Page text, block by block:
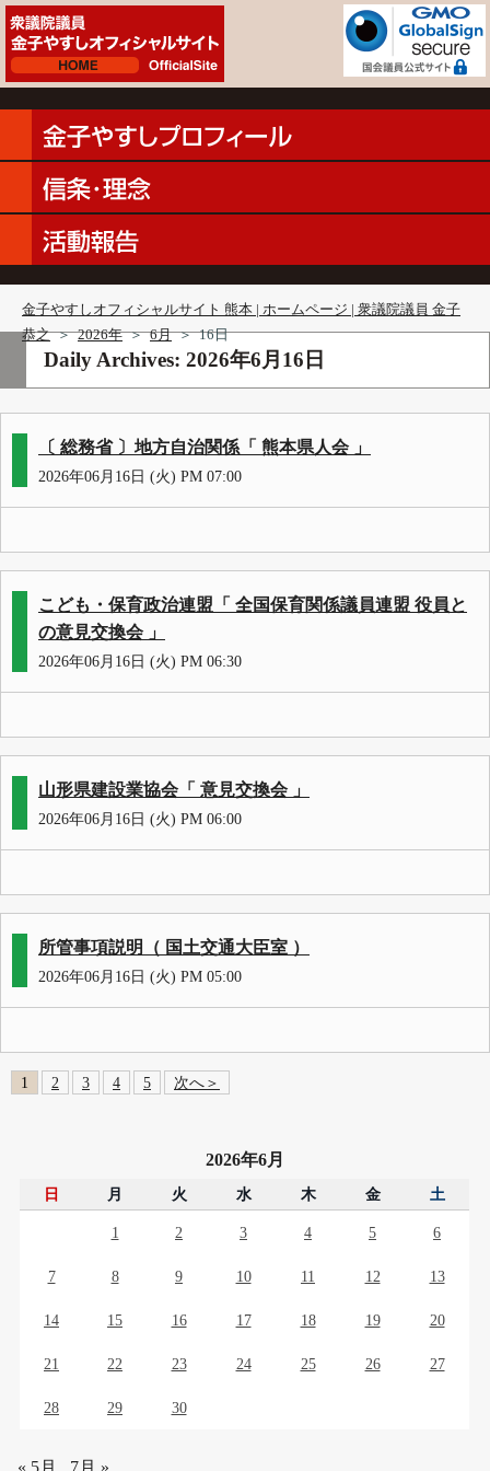
金子やすしオフィシャルサイト 熊本 | ホームページ | 衆議院議員 金子
恭之 ＞ 2026年 ＞ 6月 ＞ 16日
Daily Archives: 2026年6月16日
〔 総務省 〕地方自治関係「 熊本県人会 」
2026年06月16日 (火) PM 07:00
こども・保育政治連盟「 全国保育関係議員連盟 役員と
の意見交換会 」
2026年06月16日 (火) PM 06:30
山形県建設業協会「 意見交換会 」
2026年06月16日 (火) PM 06:00
所管事項説明（ 国土交通大臣室 ）
2026年06月16日 (火) PM 05:00
1 2 3 4 5 次へ＞
2026年6月
日 月 火 水 木 金 土
1 2 3 4 5 6
7 8 9 10 11 12 13
14 15 16 17 18 19 20
21 22 23 24 25 26 27
28 29 30
« 5月 7月 »